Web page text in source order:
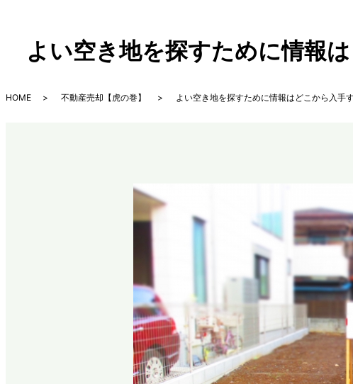
よい空き地を探すために情報
HOME 不動産売却【虎の巻】 よい空き地を探すために情報はどこから入手